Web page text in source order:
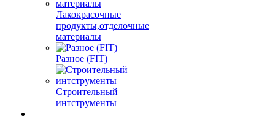
Лакокрасочные
продукты,отделочные
материалы
Разное (FIT)
Строительный
интструменты